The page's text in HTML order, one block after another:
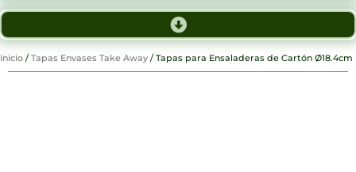
Inicio / Tapas Envases Take Away / Tapas para Ensaladeras de Cartón Ø18.4cm